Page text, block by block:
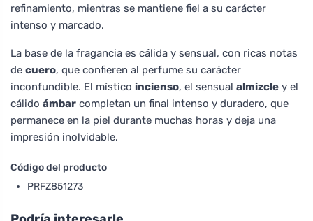
refinamiento, mientras se mantiene fiel a su carácter
intenso y marcado.
La base de la fragancia es cálida y sensual, con ricas notas
de cuero, que confieren al perfume su carácter
inconfundible. El místico incienso, el sensual almizcle y el
cálido ámbar completan un final intenso y duradero, que
permanece en la piel durante muchas horas y deja una
impresión inolvidable.
Código del producto
PRFZ851273